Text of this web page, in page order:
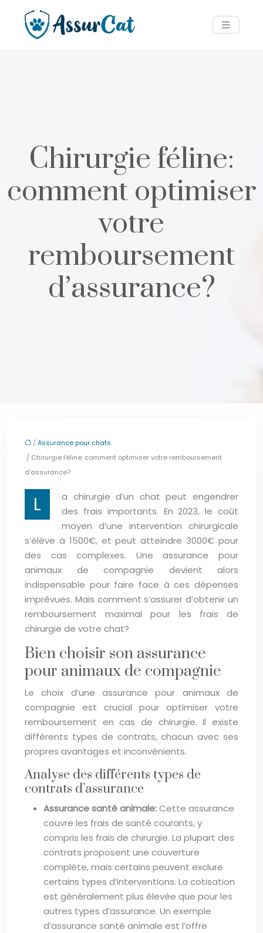
Chirurgie féline:
comment optimiser
votre
remboursement
d’assurance?
/Assurance pour chats
/ Chirurgie féline: comment optimiser votre remboursement
d’assurance?
L
a chirurgie d’un chat peut engendrer
des frais importants. En 2023, le coût
moyen d’une intervention chirurgicale
s’élève à 1500€, et peut atteindre 3000€ pour
des cas complexes. Une assurance pour
animaux de compagnie devient alors
indispensable pour faire face à ces dépenses
imprévues. Mais comment s’assurer d’obtenir un
remboursement maximal pour les frais de
chirurgie de votre chat?
Bien choisir son assurance
pour animaux de compagnie
Le choix d’une assurance pour animaux de
compagnie est crucial pour optimiser votre
remboursement en cas de chirurgie. Il existe
différents types de contrats, chacun avec ses
propres avantages et inconvénients.
Analyse des différents types de
contrats d’assurance
Assurance santé animale:Cette assurance
couvre les frais de santé courants, y
compris les frais de chirurgie. La plupart des
contrats proposent une couverture
complète, mais certains peuvent exclure
certains types d’interventions. La cotisation
est généralement plus élevée que pour les
autres types d’assurance. Un exemple
d’assurance santé animale est l’offre